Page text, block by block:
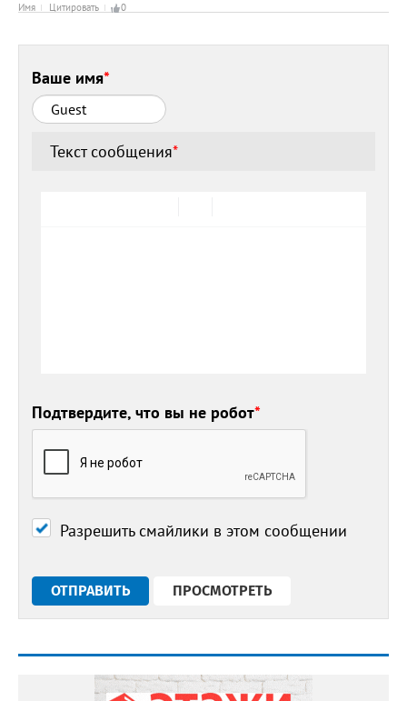
Имя Цитировать 0
Ваше имя*
Текст сообщения*
Подтвердите, что вы не робот*
Разрешить смайлики в этом сообщении